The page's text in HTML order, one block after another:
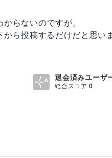
らないのですが。
ら投稿するだけだと思い
退会済みユーザ
総合スコア 0